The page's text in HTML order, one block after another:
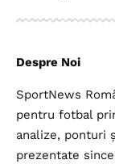
Despre Noi
SportNews
pentru fotbal
analize, ponturi
prezentate